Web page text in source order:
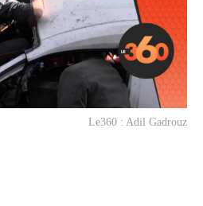
Le360 : Adil Gadrouz